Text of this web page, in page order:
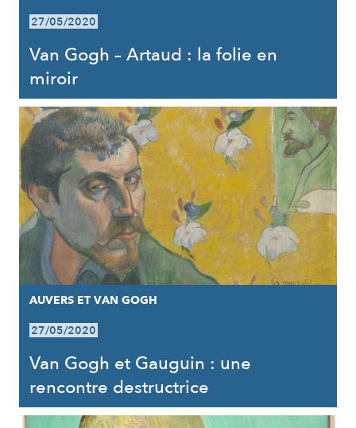
27/05/2020
Van Gogh – Artaud : la folie en
miroir
AUVERS ET VAN GOGH
27/05/2020
Van Gogh et Gauguin : une
rencontre destructrice